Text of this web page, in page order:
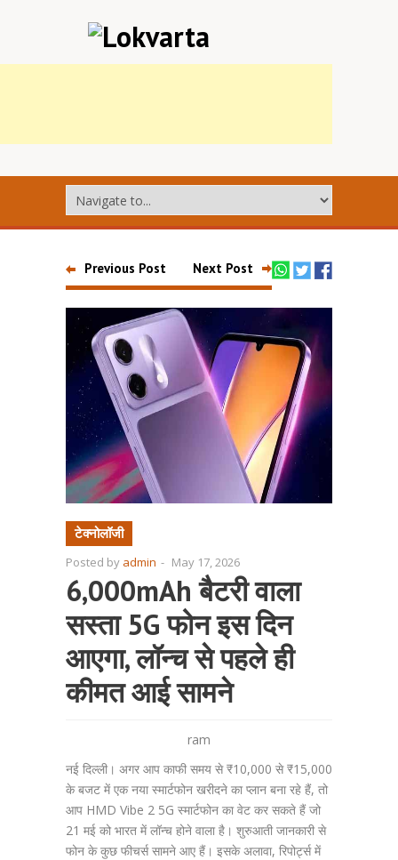
Previous Post Next Post
टेक्नोलॉजी
Posted by admin - May 17, 2026
6,000mAh बैटरी वाला
सस्ता 5G फोन इस दिन
आएगा, लॉन्च से पहले ही
कीमत आई सामने
ram
नई दिल्ली। अगर आप काफी समय से ₹10,000 से ₹15,000
के बजट में एक नया स्मार्टफोन खरीदने का प्लान बना रहे हैं, तो
आप HMD Vibe 2 5G स्मार्टफोन का वेट कर सकते हैं जो
21 मई को भारत में लॉन्च होने वाला है। शुरुआती जानकारी से
फोन के कुछ फीचर्स सामने आए हैं। इसके अलावा, रिपोर्ट्स में